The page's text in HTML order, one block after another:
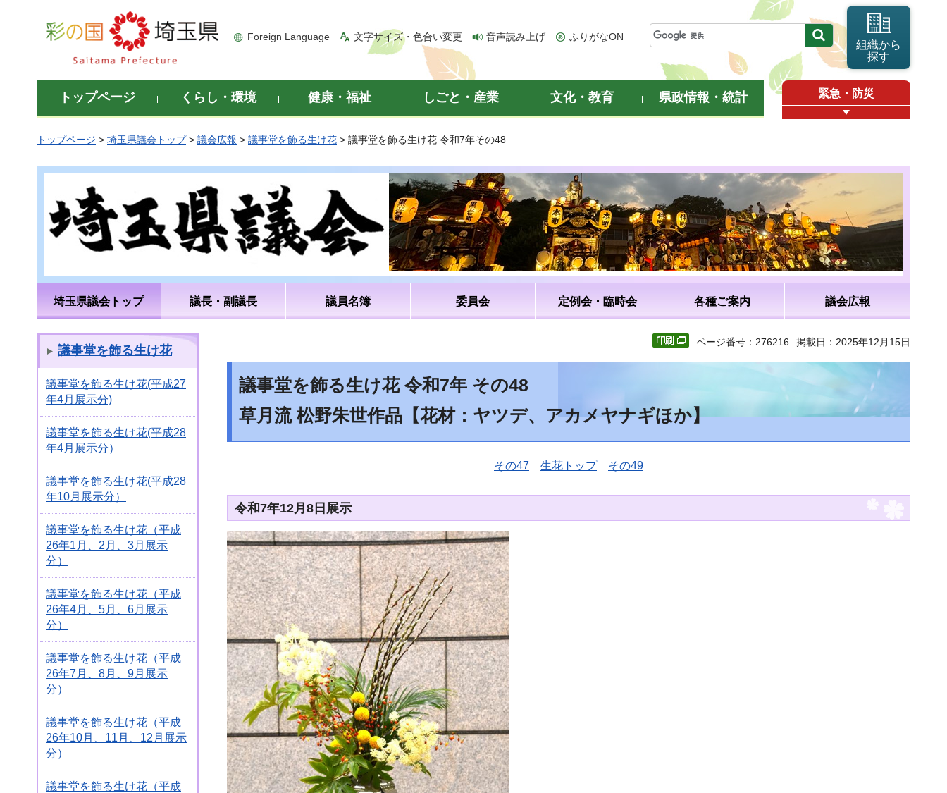
彩の国 埼玉県
Foreign Language 文字サイズ・色合い変更 音声読み上げ ふりがなON
組織から
探す
トップページ くらし・環境 健康・福祉 しごと・産業 文化・教育 県政情報・統計 緊急・防災
トップページ > 埼玉県議会トップ> 議会広報 > 議事堂を飾る生け花 > 議事堂を飾る生け花 令和7年その48
埼玉県議会トップ 議長・副議長 議員名簿 委員会 定例会・臨時会 各種ご案内 議会広報
議事堂を飾る生け花
議事堂を飾る生け花(平成27
年4月展示分)
議事堂を飾る生け花(平成28
年4月展示分）
議事堂を飾る生け花(平成28
年10月展示分）
議事堂を飾る生け花（平成
26年1月、2月、3月展示
分）
議事堂を飾る生け花（平成
26年4月、5月、6月展示
分）
議事堂を飾る生け花（平成
26年7月、8月、9月展示
分）
議事堂を飾る生け花（平成
26年10月、11月、12月展示
分）
議事堂を飾る生け花（平成
ページ番号：276216 掲載日：2025年12月15日
議事堂を飾る生け花 令和7年 その48
草月流 松野朱世作品【花材：ヤツデ、アカメヤナギほか】
その47 生花トップ その49
令和7年12月8日展示